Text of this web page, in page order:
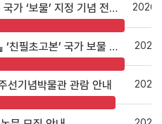
『열하일기』 친필초고본 국가 ‘보물’ 지정 기념 전문가 초청 강연회 개최 안내
박물관 소장 『열하일기』 ‘친필초고본’ 국가 보물 지정
기념박물관 관람 안내